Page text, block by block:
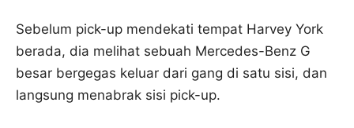
Sebelum pick-up mendekati tempat Harvey York
berada, dia melihat sebuah Mercedes-Benz G
besar bergegas keluar dari gang di satu sisi, dan
langsung menabrak sisi pick-up.